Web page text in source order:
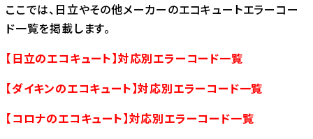
ここでは、日立やその他メーカーのエコキュートエラーコー
ド一覧を掲載します。
【日立のエコキュート】対応別エラーコード一覧
【ダイキンのエコキュート】対応別エラーコード一覧
【コロナのエコキュート】対応別エラーコード一覧